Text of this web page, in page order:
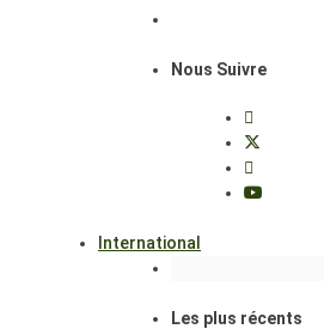
Nous Suivre
International
Les plus récents